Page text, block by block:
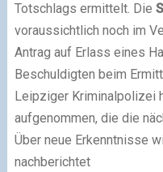
Totschlags ermittelt. Die
voraussichtlich noch im
Antrag auf Erlass eines
Beschuldigten beim
Leipziger Kriminalpolizei
aufgenommen, die die
Über neue Erkenntnisse
nachberichtet